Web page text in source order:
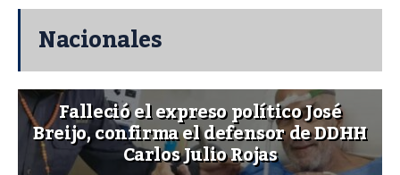
Nacionales
Falleció el expreso político José
Breijo, confirma el defensor de DDHH
Carlos Julio Rojas